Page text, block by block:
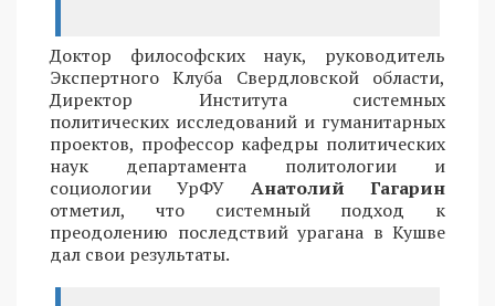
Доктор философских наук, руководитель
Экспертного Клуба Свердловской области,
Директор Института системных
политических исследований и гуманитарных
проектов, профессор кафедры политических
наук департамента политологии и
социологии УрФУ Анатолий Гагарин
отметил, что системный подход к
преодолению последствий урагана в Кушве
дал свои результаты.